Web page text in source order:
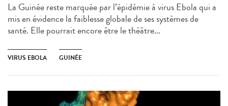
La Guinée reste marquée par l’épidémie à virus Ebola qui a
mis en évidence la faiblesse globale de ses systèmes de
santé. Elle pourrait encore être le théâtre...
VIRUS EBOLA GUINÉE